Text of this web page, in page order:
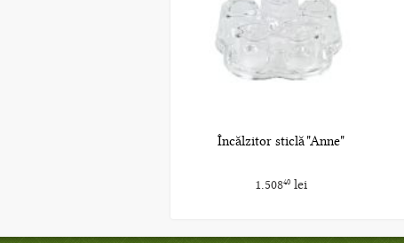
Încălzitor sticlă "Anne"
1.50840lei